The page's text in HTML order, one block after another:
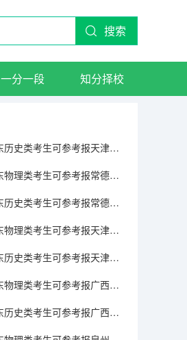
搜索
一分一段 知分择校
2026高考广东历史类考生可参考报天津城市建设管理职业技术学院的专业汇总
2026高考广东物理类考生可参考报常德职业技术学院的专业汇总
2026高考广东历史类考生可参考报常德职业技术学院的专业汇总
2026高考广东物理类考生可参考报天津铁道职业技术学院的专业汇总
2026高考广东历史类考生可参考报天津铁道职业技术学院的专业汇总
2026高考广东物理类考生可参考报广西民族大学相思湖学院的专业汇总
2026高考广东历史类考生可参考报广西民族大学相思湖学院的专业汇总